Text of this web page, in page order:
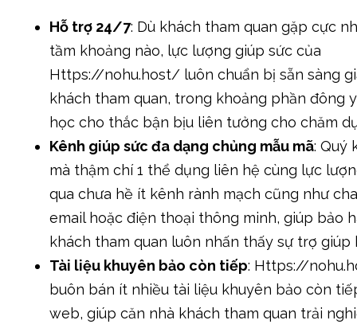
Hỗ trợ 24/7: Dù khách tham quan gặp cực
tầm khoảng nào, lực lượng giúp sức của
Https://nohu.host/ luôn chuẩn bị sẵn sàng
khách tham quan, trong khoảng phần đông
học cho thắc bận bịu liên tưởng cho chăm
Kênh giúp sức đa dạng chủng mẫu mã: Quý
mà thậm chí 1 thể dụng liên hệ cùng lực
qua chưa hề ít kênh rành mạch cũng như
email hoặc điện thoại thông minh, giúp bảo
khách tham quan luôn nhấn thấy sự trợ giúp
Tài liệu khuyên bảo còn tiếp: Https://
buôn bán ít nhiều tài liệu khuyên bảo còn
web, giúp căn nhà khách tham quan trải